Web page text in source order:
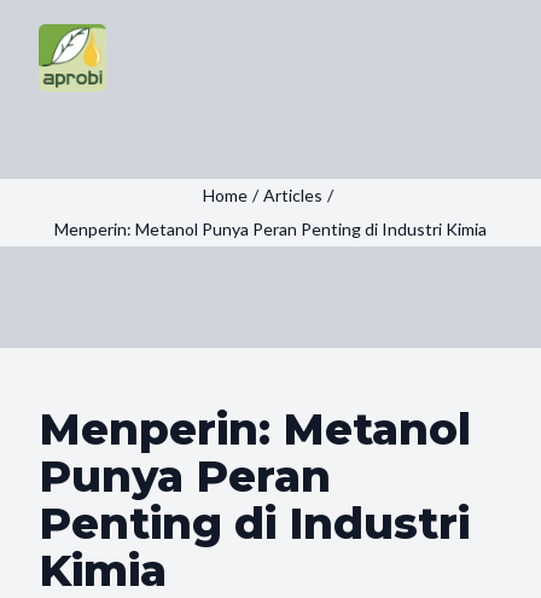
Home / Articles /
Menperin: Metanol Punya Peran Penting di Industri Kimia
Menperin: Metanol
Punya Peran
Penting di Industri
Kimia